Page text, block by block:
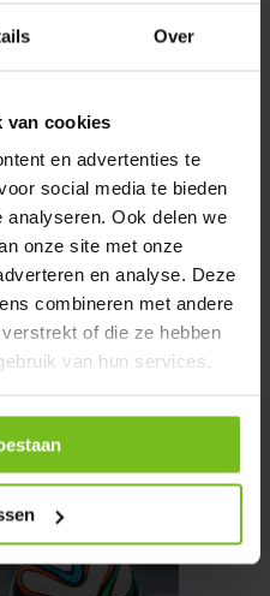
Over
van cookies
en advertenties te
social media te bieden
Ook delen we
onze site met onze
en analyse. Deze
combineren met andere
of die ze hebben
van hun services.